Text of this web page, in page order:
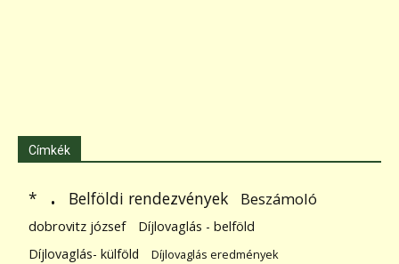
Címkék
* . Belföldi rendezvények Beszámoló
dobrovitz józsef
Díjlovaglás - belföld
Díjlovaglás- külföld
Díjlovaglás eredmények